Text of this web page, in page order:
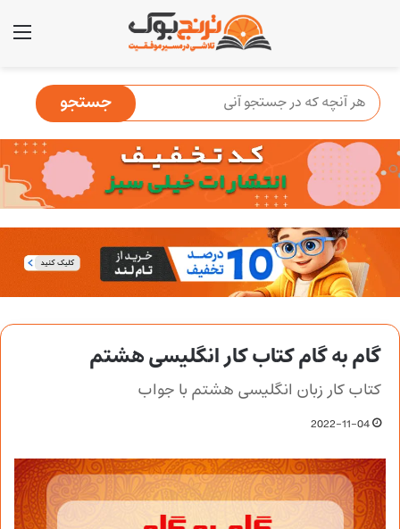
گام به گام کتاب کار انگلیسی هشتم
کتاب کار زبان انگلیسی هشتم با جواب
2022-11-04